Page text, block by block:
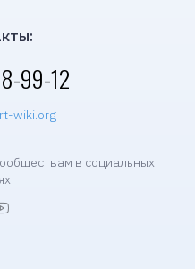
99-12
wiki.org
в социальных